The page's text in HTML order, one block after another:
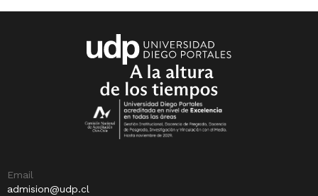
Email
admision@udp.cl